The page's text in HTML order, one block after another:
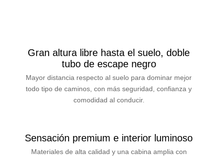
Gran altura libre hasta el suelo, doble
tubo de escape negro
Mayor distancia respecto al suelo para dominar mejor
todo tipo de caminos, con más seguridad, confianza y
comodidad al conducir.
Sensación premium e interior luminoso
Materiales de alta calidad y una cabina amplia con